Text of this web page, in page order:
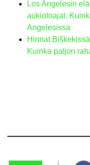
Los Angelesin
aukioloajat.
Angelesissa
Hinnat
Kuinka paljon